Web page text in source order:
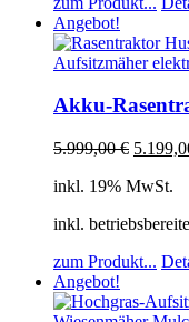
Angebot!
Akku-
5.999,00€
inkl. 19% MwSt.
inkl.
zum Produkt...
Angebot!